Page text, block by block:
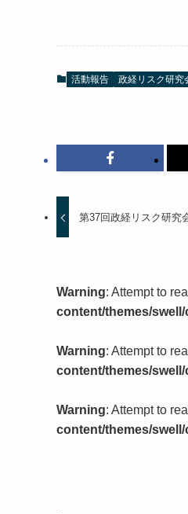
活動報告 政経リスク研究
第37回政経リスク研究
Warning: Attempt to
content/themes/
Warning: Attempt to
content/themes/
Warning: Attempt to
content/themes/